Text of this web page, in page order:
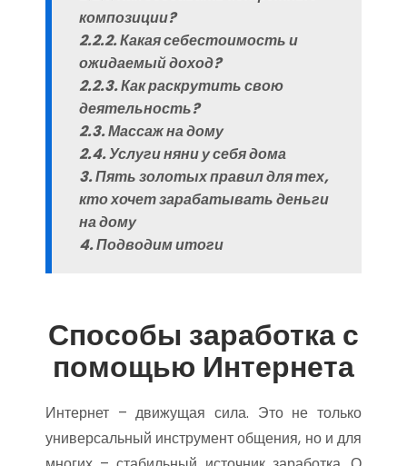
композиции?
2.2.2. Какая себестоимость и
ожидаемый доход?
2.2.3. Как раскрутить свою
деятельность?
2.3. Массаж на дому
2.4. Услуги няни у себя дома
3. Пять золотых правил для тех,
кто хочет зарабатывать деньги
на дому
4. Подводим итоги
Способы заработка с
помощью Интернета
Интернет – движущая сила. Это не только
универсальный инструмент общения, но и для